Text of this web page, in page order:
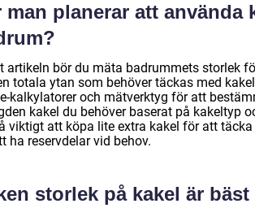
man planerar att använda
artikeln bör du mäta badrummets storlek
totala ytan som behöver täckas med
kalkylatorer och mätverktyg för att
kakel du behöver baserat på kakeltyp
viktigt att köpa lite extra kakel för att
ha reservdelar vid behov.
storlek på kakel är